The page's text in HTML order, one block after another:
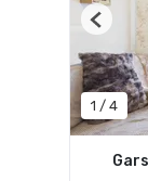
1 / 4